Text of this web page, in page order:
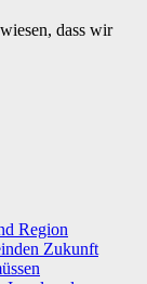
dass wir
Region
Zukunft